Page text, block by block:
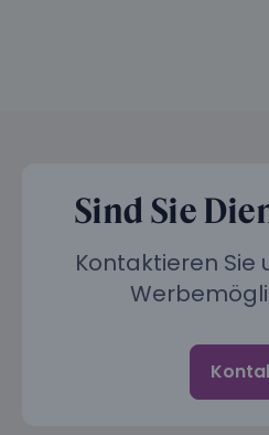
Sind Sie
Kontaktieren Sie